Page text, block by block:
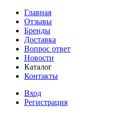
Главная
Отзывы
Бренды
Доставка
Вопрос ответ
Новости
Каталог
Контакты
Вход
Регистрация